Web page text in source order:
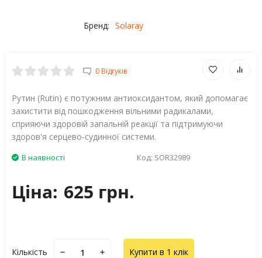
Бренд: Solaray
0 Відгуків
Рутин (Rutin) є потужним антиоксидантом, який допомагає
захистити від пошкодження вільними радикалами,
сприяючи здоровій запальній реакції та підтримуючи
здоров'я серцево-судинної системи.
В наявності Код: SOR32989
Ціна: 625 грн.
Кількість Купити в 1 клік